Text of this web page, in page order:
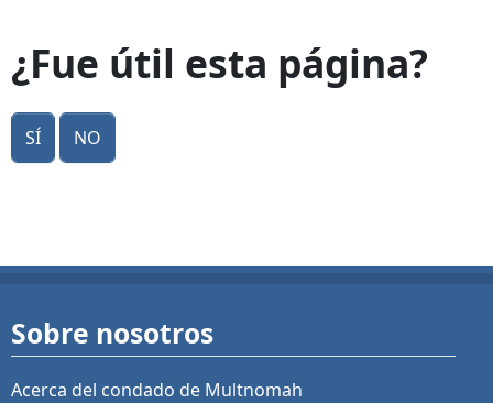
¿Fue útil esta página?
Sí No
Sobre nosotros
Acerca del condado de Multnomah